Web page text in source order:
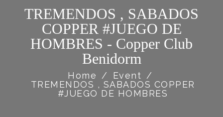
TREMENDOS , SABADOS
COPPER #JUEGO DE
HOMBRES - Copper Club
Benidorm
Home / Event /
TREMENDOS , SABADOS COPPER
#JUEGO DE HOMBRES